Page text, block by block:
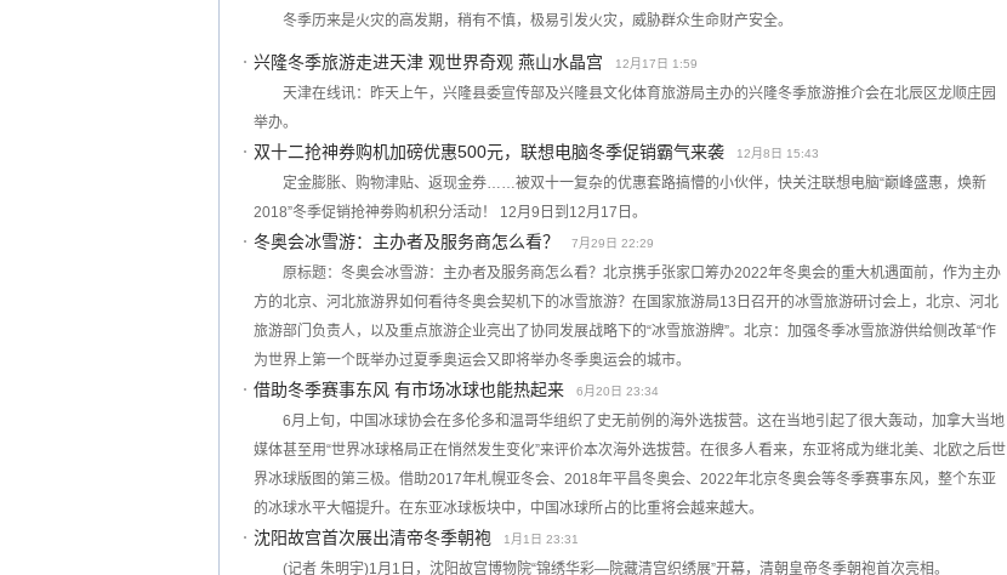
冬季历来是火灾的高发期，稍有不慎，极易引发火灾，威胁群众生命财产安全。
兴隆冬季旅游走进天津 观世界奇观 燕山水晶宫 12月17日 1:59
天津在线讯：昨天上午，兴隆县委宣传部及兴隆县文化体育旅游局主办的兴隆冬季旅游推介会在北辰区龙顺庄园
举办。
双十二抢神券购机加磅优惠500元，联想电脑冬季促销霸气来袭 12月8日 15:43
定金膨胀、购物津贴、返现金券……被双十一复杂的优惠套路搞懵的小伙伴，快关注联想电脑“巅峰盛惠，焕新
2018”冬季促销抢神劵购机积分活动！ 12月9日到12月17日。
冬奥会冰雪游：主办者及服务商怎么看？ 7月29日 22:29
原标题：冬奥会冰雪游：主办者及服务商怎么看？北京携手张家口筹办2022年冬奥会的重大机遇面前，作为主办
方的北京、河北旅游界如何看待冬奥会契机下的冰雪旅游？在国家旅游局13日召开的冰雪旅游研讨会上，北京、河北
旅游部门负责人，以及重点旅游企业亮出了协同发展战略下的“冰雪旅游牌”。北京：加强冬季冰雪旅游供给侧改革“作
为世界上第一个既举办过夏季奥运会又即将举办冬季奥运会的城市。
借助冬季赛事东风 有市场冰球也能热起来 6月20日 23:34
6月上旬，中国冰球协会在多伦多和温哥华组织了史无前例的海外选拔营。这在当地引起了很大轰动，加拿大当地
媒体甚至用“世界冰球格局正在悄然发生变化”来评价本次海外选拔营。在很多人看来，东亚将成为继北美、北欧之后世
界冰球版图的第三极。借助2017年札幌亚冬会、2018年平昌冬奥会、2022年北京冬奥会等冬季赛事东风，整个东亚
的冰球水平大幅提升。在东亚冰球板块中，中国冰球所占的比重将会越来越大。
沈阳故宫首次展出清帝冬季朝袍 1月1日 23:31
(记者 朱明宇)1月1日，沈阳故宫博物院“锦绣华彩—院藏清宫织绣展”开幕，清朝皇帝冬季朝袍首次亮相。